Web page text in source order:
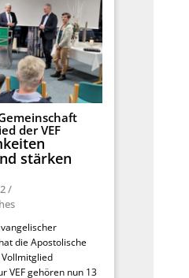
der VEF
stärken
/
die Apostolische
VEF gehören nun 13